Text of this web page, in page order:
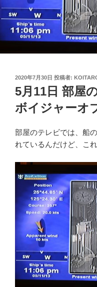
投
稿
日:
2020年7月30日 投稿者:
5月11日 部屋
ボイジャーオ
部屋のテレビでは、船
れているんだけど、こ